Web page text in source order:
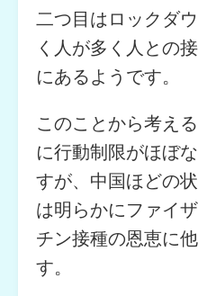
二つ目はロックダ
く人が多く人との
にあるようです。
このことから考え
に行動制限がほぼ
すが、中国ほどの
は明らかにファイ
チン接種の恩恵に
す。